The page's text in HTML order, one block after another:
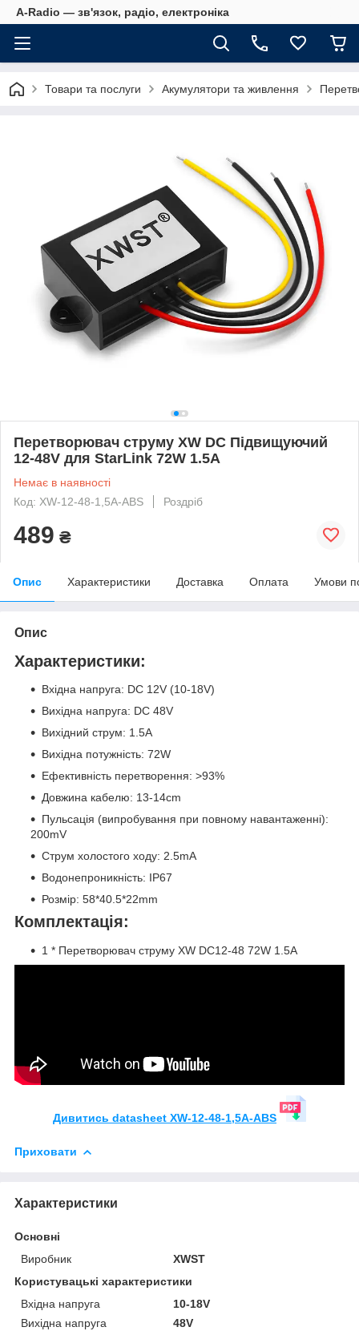
A-Radio — зв'язок, радіо, електроніка
Товари та послуги Акумулятори та живлення
Перетворювач струму XW DC Підвищуючий
12-48V для StarLink 72W 1.5A
Немає в наявності
Код: XW-12-48-1,5A-ABS
Роздріб
489 ₴
Опис Характеристики Доставка Оплата Умови
Опис
Характеристики:
Вхідна напруга: DC 12V (10-18V)
Вихідна напруга: DC 48V
Вихідний струм: 1.5А
Вихідна потужність: 72W
Ефективність перетворення: >93%
Довжина кабелю: 13-14cm
Пульсація (випробування при повному навантаженні):
200mV
Струм холостого ходу: 2.5mA
Водонепроникність: IP67
Розмір: 58*40.5*22mm
Комплектація:
1 * Перетворювач струму XW DC12-48 72W 1.5A
Дивитись datasheet XW-12-48-1,5A-ABS
Приховати
Характеристики
Основні
Виробник
XWST
Користувацькi характеристики
Вхідна напруга
10-18V
Вихідна напруга
48V